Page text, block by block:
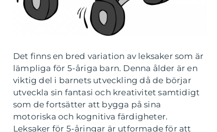
Det finns en bred variation av leksaker som är
lämpliga för 5-åriga barn. Denna ålder är en
viktig del i barnets utveckling då de börjar
utveckla sin fantasi och kreativitet samtidigt
som de fortsätter att bygga på sina
motoriska och kognitiva färdigheter.
Leksaker för 5-åringar är utformade för att